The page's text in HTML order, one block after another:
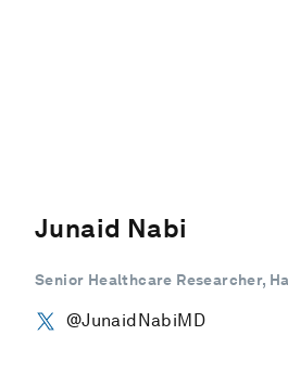
Junaid Nabi
Senior Healthcare Researcher,
@JunaidNabiMD